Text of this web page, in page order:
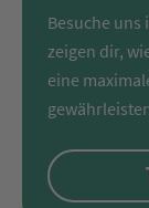
Besuche
zeigen dir,
eine